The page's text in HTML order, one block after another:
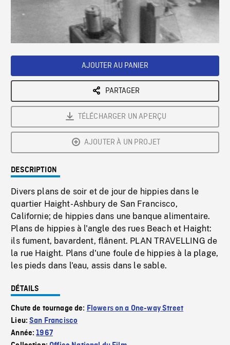
/ Loaded
AJOUTER AU PANIER
PARTAGER
TÉLÉCHARGER UN APERÇU
AJOUTER À UN PROJET
DESCRIPTION
Divers plans de soir et de jour de hippies dans le
quartier Haight-Ashbury de San Francisco,
Californie; de hippies dans une banque alimentaire.
Plans de hippies à l'angle des rues Beach et Haight:
ils fument, bavardent, flânent. PLAN TRAVELLING de
la rue Haight. Plans d'une foule de hippies à la plage,
les pieds dans l'eau, assis dans le sable.
DÉTAILS
Chute de tournage de: Flowers on a One-way Street
Lieu:San Francisco
Année:1967